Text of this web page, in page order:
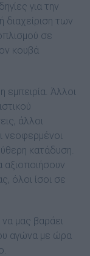
για την
διαχείριση των
σε
κουβά
εμπειρία. Άλλοι
άλλοι
νεοφερμένοι
κατάδυση.
αξιοποιήσουν
όλοι ίσοι σε
να μας βαράει
αγώνα με ώρα